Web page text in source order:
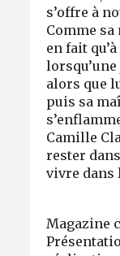
s’offre à
Comme
en fait
lorsqu’une
alors que
puis sa
Camille
rester
vivre dans
Magazine